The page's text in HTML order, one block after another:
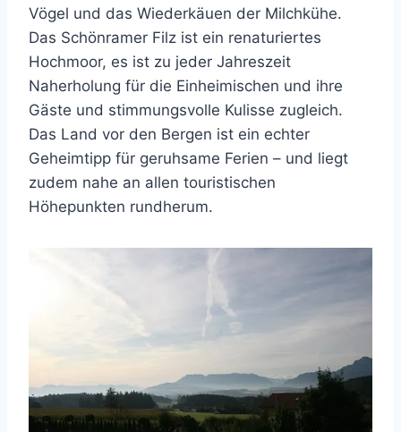
Vögel und das Wiederkäuen der Milchkühe.
Das Schönramer Filz ist ein renaturiertes
Hochmoor, es ist zu jeder Jahreszeit
Naherholung für die Einheimischen und ihre
Gäste und stimmungsvolle Kulisse zugleich.
Das Land vor den Bergen ist ein echter
Geheimtipp für geruhsame Ferien – und liegt
zudem nahe an allen touristischen
Höhepunkten rundherum.